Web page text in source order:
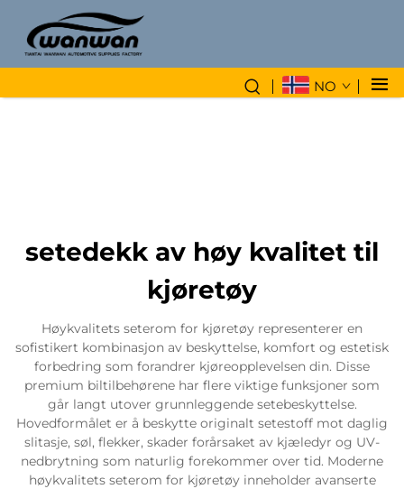
NO
setedekk av høy kvalitet til
kjøretøy
Høykvalitets seterom for kjøretøy representerer en
sofistikert kombinasjon av beskyttelse, komfort og estetisk
forbedring som forandrer kjøreopplevelsen din. Disse
premium biltilbehørene har flere viktige funksjoner som
går langt utover grunnleggende setebeskyttelse.
Hovedformålet er å beskytte originalt setestoff mot daglig
slitasje, søl, flekker, skader forårsaket av kjæledyr og UV-
nedbrytning som naturlig forekommer over tid. Moderne
høykvalitets seterom for kjøretøy inneholder avanserte